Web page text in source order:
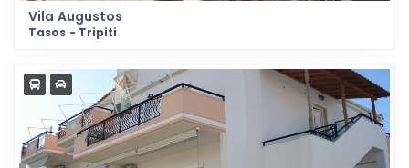
Vila Augustos
Tasos - Tripiti